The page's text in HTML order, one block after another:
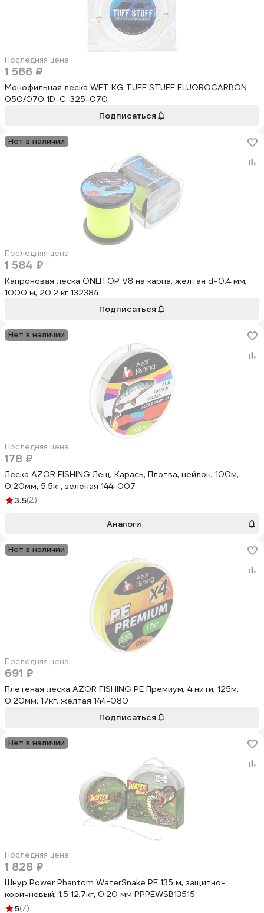
Последняя цена
1 566 ₽
Монофильная леска WFT KG TUFF STUFF FLUOROCARBON
050/070 1D-C-325-070
Подписаться
Нет в наличии
Последняя цена
1 584 ₽
Капроновая леска ONLITOP V8 на карпа, желтая d=0.4 мм,
1000 м, 20.2 кг 132384
Подписаться
Нет в наличии
Последняя цена
178 ₽
Леска AZOR FISHING Лещ, Карась, Плотва, нейлон, 100м,
0.20мм, 5.5кг, зеленая 144-007
3.5(2)
Аналоги
Нет в наличии
Последняя цена
691 ₽
Плетеная леска AZOR FISHING PE Премиум, 4 нити, 125м,
0.20мм, 17кг, желтая 144-080
Подписаться
Нет в наличии
Последняя цена
1 828 ₽
Шнур Power Phantom WaterSnake PE 135 м, защитно-
коричневый, 1,5 12,7кг, 0.20 мм PPPEWSB13515
5(7)